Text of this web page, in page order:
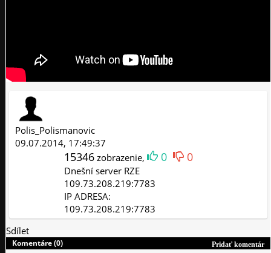
Polis_Polismanovic
09.07.2014, 17:49:37
15346 zobrazenie, 0 0
Dnešní server RZE
109.73.208.219:7783
IP ADRESA:
109.73.208.219:7783
Sdílet
Pridať komentár
Komentáre (0)